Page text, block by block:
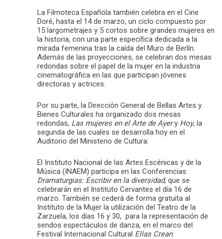
La Filmoteca Española también celebra en el Cine
Doré, hasta el 14 de marzo, un ciclo compuesto por
15 largometrajes y 5 cortos sobre grandes mujeres en
la historia, con una parte específica dedicada a la
mirada femenina tras la caída del Muro de Berlín.
Además de las proyecciones, se celebran dos mesas
redondas sobre el papel de la mujer en la industria
cinematográfica en las que participan jóvenes
directoras y actrices.
Por su parte, la Dirección General de Bellas Artes y
Bienes Culturales ha organizado dos mesas
redondas, Las mujeres en el Arte de Ayery Hoy, la
segunda de las cuales se desarrolla hoy en el
Auditorio del Ministerio de Cultura.
El Instituto Nacional de las Artes Escénicas y de la
Música (INAEM) participa en las Conferencias
Dramaturgias: Escribir en la diversidad, que se
celebrarán en el Instituto Cervantes el día 16 de
marzo. También se cederá de forma gratuita al
Instituto de la Mujer la utilización del Teatro de la
Zarzuela, los días 16 y 30, para la representación de
sendos espectáculos de danza, en el marco del
Festival Internacional Cultural Ellas Crean.